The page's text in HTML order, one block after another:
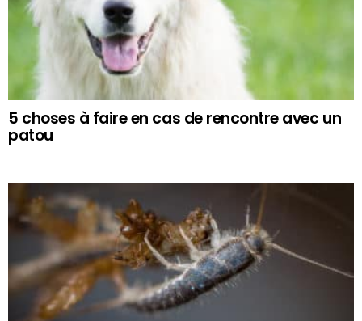
5 choses à faire en cas de rencontre avec un
patou